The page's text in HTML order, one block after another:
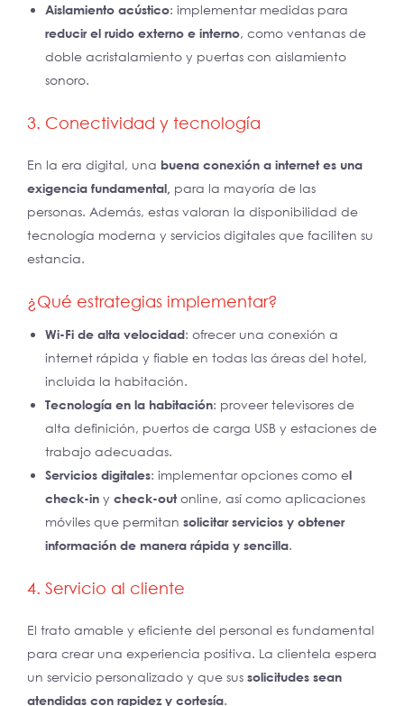
Aislamiento acústico: implementar medidas para
reducir el ruido externo e interno, como ventanas de
doble acristalamiento y puertas con aislamiento
sonoro.
3. Conectividad y tecnología
En la era digital, una buena conexión a internet es una
exigencia fundamental, para la mayoría de las
personas. Además, estas valoran la disponibilidad de
tecnología moderna y servicios digitales que faciliten su
estancia.
¿Qué estrategias implementar?
Wi-Fi de alta velocidad: ofrecer una conexión a
internet rápida y fiable en todas las áreas del hotel,
incluida la habitación.
Tecnología en la habitación: proveer televisores de
alta definición, puertos de carga USB y estaciones de
trabajo adecuadas.
Servicios digitales: implementar opciones como el
check-in y check-outonline, así como aplicaciones
móviles que permitan solicitar servicios y obtener
información de manera rápida y sencilla.
4. Servicio al cliente
El trato amable y eficiente del personal es fundamental
para crear una experiencia positiva. La clientela espera
un servicio personalizado y que sus solicitudes sean
atendidas con rapidez y cortesía.